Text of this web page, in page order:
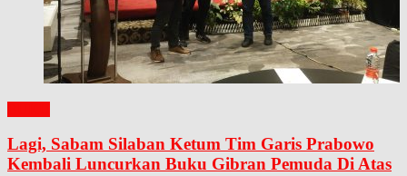
Lagi, Sabam Silaban Ketum Tim Garis Prabowo
Kembali Luncurkan Buku Gibran Pemuda Di Atas